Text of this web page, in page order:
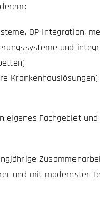
OP-Integration,
und
Krankenhauslösungen)
Fachgebiet
und mit modernster